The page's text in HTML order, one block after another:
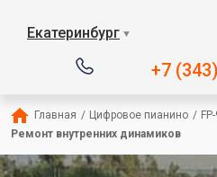
Екатеринбург ▼
+7
Главная / Цифровое пианино /
Ремонт внутренних динамиков